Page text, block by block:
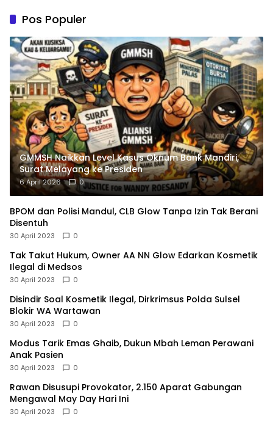
Pos Populer
GMMSH Naikkan Level Kasus Oknum Bank Mandiri,
Surat Melayang ke Presiden
6 April 2026 0
BPOM dan Polisi Mandul, CLB Glow Tanpa Izin Tak Berani
Disentuh
30 April 2023 0
Tak Takut Hukum, Owner AA NN Glow Edarkan Kosmetik
Ilegal di Medsos
30 April 2023 0
Disindir Soal Kosmetik Ilegal, Dirkrimsus Polda Sulsel
Blokir WA Wartawan
30 April 2023 0
Modus Tarik Emas Ghaib, Dukun Mbah Leman Perawani
Anak Pasien
30 April 2023 0
Rawan Disusupi Provokator, 2.150 Aparat Gabungan
Mengawal May Day Hari Ini
30 April 2023 0